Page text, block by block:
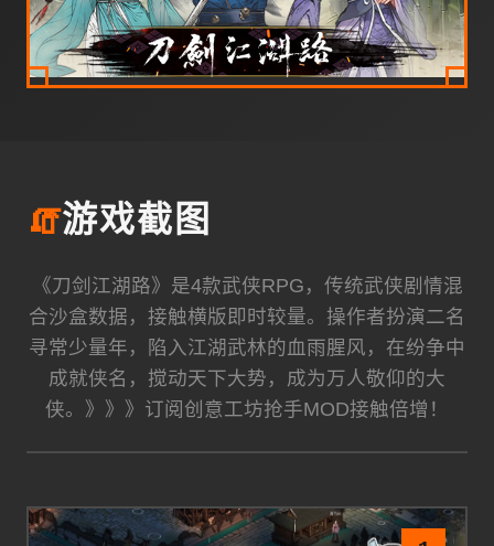
🧯游戏截图
《刀剑江湖路》是4款武侠RPG，传统武侠剧情混
合沙盒数据，接触横版即时较量。操作者扮演二名
寻常少量年，陷入江湖武林的血雨腥风，在纷争中
成就侠名，搅动天下大势，成为万人敬仰的大
侠。》》》订阅创意工坊抢手MOD接触倍增！